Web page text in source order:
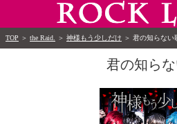
TOP ＞ the Raid. ＞ 神様もう少しだけ ＞ 君の知らない
君の知ら